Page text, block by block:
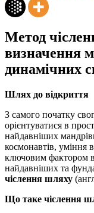
Метод
визначення
динамічних
Шлях до відкриття
З самого початку
орієнтуватися в
найдавніших
космонавтів, уміння
ключовим фактором
найдавніших та
чіслення шляху
Що таке чіслення